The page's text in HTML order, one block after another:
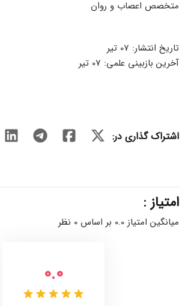
متخصص اعصاب و روان
تاریخ انتشار: 07 تیر
آخرین بازبینی علمی: 07 تیر
اشتراک گذاری در:
امتیاز :
میانگین امتیاز 0.0 بر اساس 0 نظر
0.0